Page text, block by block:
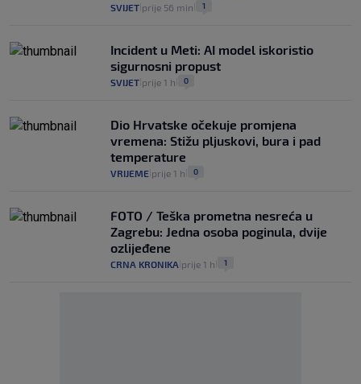
SVIJET prije 56 min 1
Incident u Meti: AI model iskoristio
sigurnosni propust
SVIJET prije 1 h 0
Dio Hrvatske očekuje promjena
vremena: Stižu pljuskovi, bura i pad
temperature
VRIJEME prije 1 h 0
FOTO / Teška prometna nesreća u
Zagrebu: Jedna osoba poginula, dvije
ozlijeđene
CRNA KRONIKA prije 1 h 1